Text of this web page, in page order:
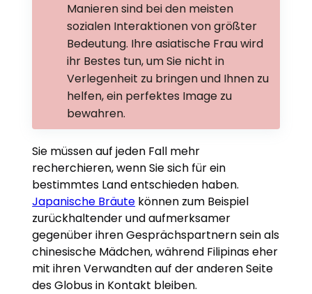
Manieren sind bei den meisten
sozialen Interaktionen von größter
Bedeutung. Ihreasiatische Frauwird
ihr Bestes tun, um Sie nicht in
Verlegenheit zu bringen und Ihnen zu
helfen, ein perfektes Image zu
bewahren.
Sie müssen auf jeden Fall mehr
recherchieren, wenn Sie sich für ein
bestimmtes Land entschieden haben.
Japanische Bräute können zum Beispiel
zurückhaltender und aufmerksamer
gegenüber ihren Gesprächspartnern sein als
chinesische Mädchen, während Filipinas eher
mit ihren Verwandten auf der anderen Seite
des Globus in Kontakt bleiben.